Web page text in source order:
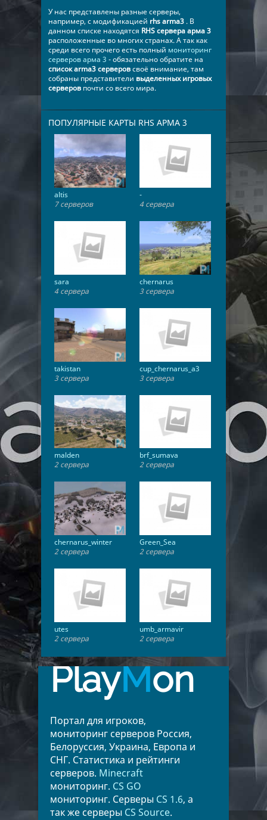
​У нас представлены разные серверы,
например, с модификацией rhs arma3 . В
данном списке находятся RHS сервера арма 3
расположенные во многих странах. А так как
среди всего прочего есть полный мониторинг
серверов арма 3 - обязательно обратите на
список arma3 серверовсвоё внимание, там
собраны представители выделенных игровых
серверов почти со всего мира.
ПОПУЛЯРНЫЕ КАРТЫ RHS АРМА 3
altis
7 серверов
-
4 сервера
sara
4 сервера
chernarus
3 сервера
takistan
3 сервера
cup_chernarus_a3
3 сервера
malden
2 сервера
brf_sumava
2 сервера
chernarus_winter
2 сервера
Green_Sea
2 сервера
utes
2 сервера
umb_armavir
2 сервера
PlayMon
Портал для игроков,
мониторинг серверов Россия,
Белоруссия, Украина, Европа и
СНГ. Статистика и рейтинги
серверов. Minecraft
мониторинг. CS GO
мониторинг. Серверы CS 1.6, а
так же серверы CS Source.